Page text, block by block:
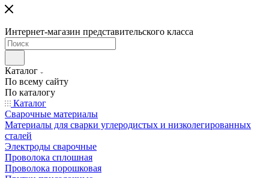
Интернет-магазин представительского класса
Каталог
По всему сайту
По каталогу
Каталог
Сварочные материалы
Материалы для сварки углеродистых и низколегированных
сталей
Электроды сварочные
Проволока сплошная
Проволока порошковая